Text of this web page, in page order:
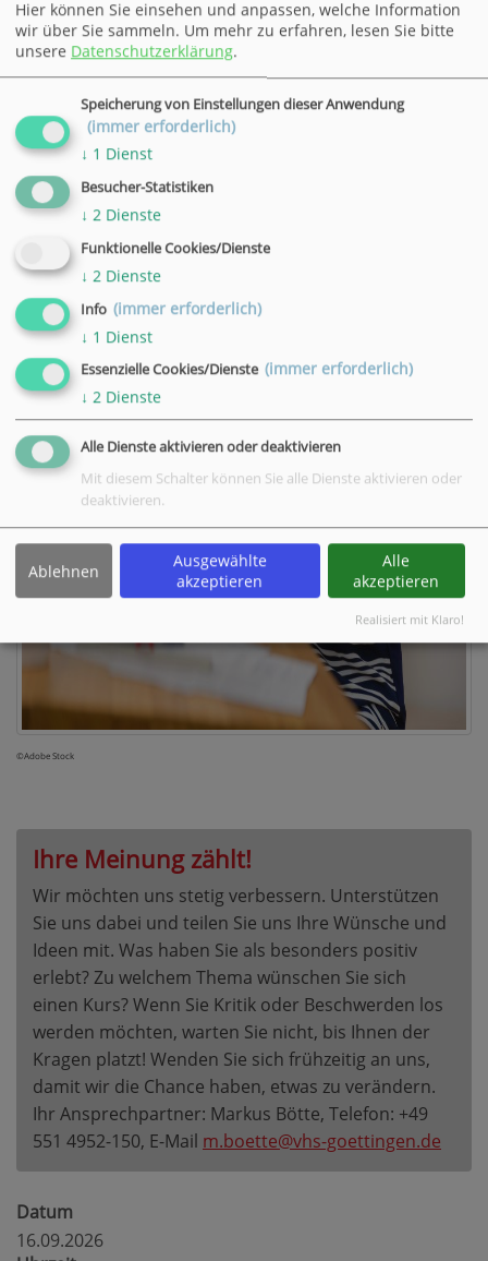
©Adobe Stock
Ihre Meinung zählt!
Wir möchten uns stetig verbessern. Unterstützen
Sie uns dabei und teilen Sie uns Ihre Wünsche und
Ideen mit. Was haben Sie als besonders positiv
erlebt? Zu welchem Thema wünschen Sie sich
einen Kurs? Wenn Sie Kritik oder Beschwerden los
werden möchten, warten Sie nicht, bis Ihnen der
Kragen platzt! Wenden Sie sich frühzeitig an uns,
damit wir die Chance haben, etwas zu verändern.
Ihr Ansprechpartner: Markus Bötte, Telefon: +49
551 4952-150, E-Mail m.boette@vhs-goettingen.de
Datum
16.09.2026
Hier können Sie einsehen und anpassen, welche Information
wir über Sie sammeln. Um mehr zu erfahren, lesen Sie bitte
unsere Datenschutzerklärung.
Speicherung von Einstellungen dieser Anwendung
(immer erforderlich)
↓ 1 Dienst
Besucher-Statistiken
↓ 2 Dienste
Funktionelle Cookies/Dienste
↓ 2 Dienste
Info (immer erforderlich)
↓ 1 Dienst
Essenzielle Cookies/Dienste (immer erforderlich)
↓ 2 Dienste
Alle Dienste aktivieren oder deaktivieren
Mit diesem Schalter können Sie alle Dienste aktivieren oder
deaktivieren.
Ablehnen
Ausgewählte
akzeptieren
Alle
akzeptieren
Realisiert mit Klaro!